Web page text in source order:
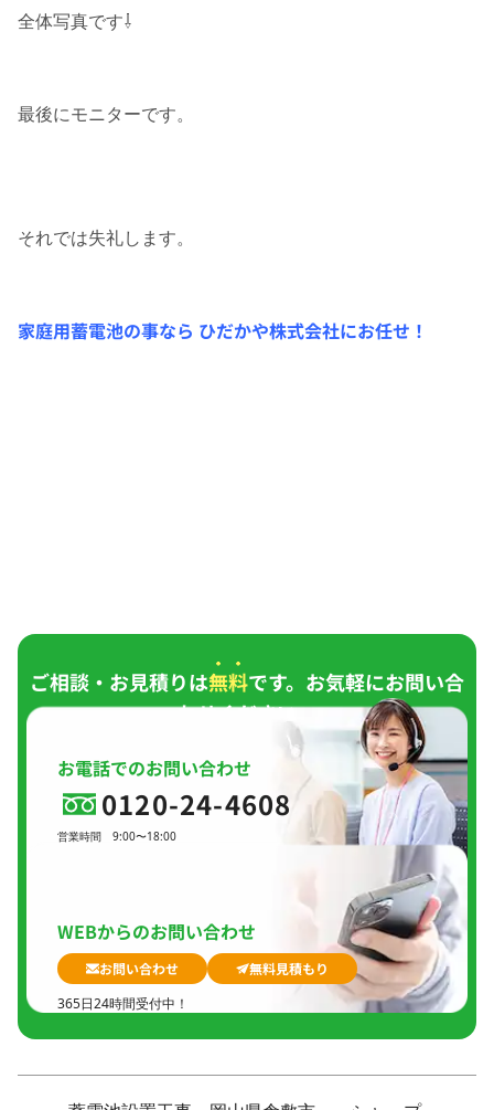
全体写真です⇩
最後にモニターです。
それでは失礼します。
家庭用蓄電池の事なら ひだかや株式会社にお任せ！
ご相談・お見積りは無料です。お気軽にお問い合
わせください。
お電話でのお問い合わせ
0120-24-4608
営業時間
9:00〜18:00
WEBからのお問い合わせ
お問い合わせ
無料見積もり
365日24時間受付中！